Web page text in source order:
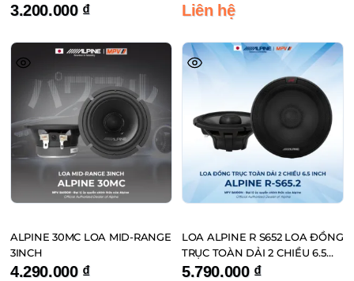
(LOA 3-WAY)
3.200.000 ₫ Liên hệ
ALPINE 30MC LOA MID-RANGE
3INCH
4.290.000 ₫
LOA ALPINE R S652 LOA ĐỒNG
TRỤC TOÀN DẢI 2 CHIỀU 6.5
INCH
5.790.000 ₫